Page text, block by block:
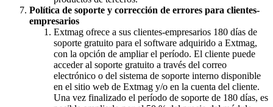
Política de soporte y corrección de errores para clientes-
empresarios
Extmag ofrece a sus clientes-empresarios 180 días de
soporte gratuito para el software adquirido a Extmag,
con la opción de ampliar el período. El cliente puede
acceder al soporte gratuito a través del correo
electrónico o del sistema de soporte interno disponible
en el sitio web de Extmag y/o en la cuenta del cliente.
Una vez finalizado el período de soporte de 180 días, es